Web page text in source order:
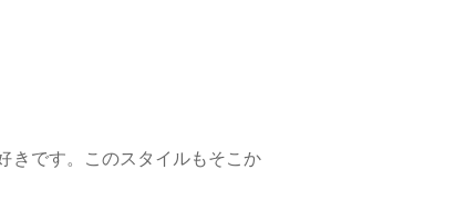
きです。このスタイルもそこか